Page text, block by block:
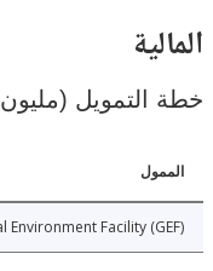
(مليون دولار)
Global Environment Facility